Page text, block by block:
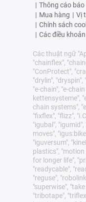
| Thông cáo báo
| Mua hàng | Vị
| Chính sách
| Các điều
Các thuật ngữ
"chainflex",
"ConProtect",
"drylin", "dryspin",
"e-chain", "e-
kettensysteme",
chain systems",
"fixflex", "flizz",
"igubal",
moves",
"iguversum",
plastics",
for longer life",
"readycable",
"reguse",
"superwise",
"tribotape",